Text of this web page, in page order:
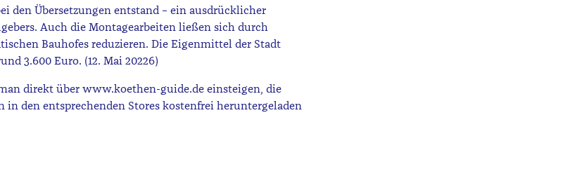
den Übersetzungen entstand – ein ausdrücklicher
Auch die Montagearbeiten ließen sich durch
Bauhofes reduzieren. Die Eigenmittel der Stadt
3.600 Euro. (12. Mai 20226)
direkt über www.koethen-guide.de einsteigen, die
in den entsprechenden Stores kostenfrei heruntergeladen